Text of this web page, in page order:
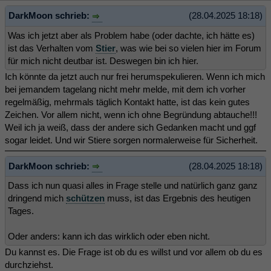
(28.04.2025 18:18)
DarkMoon schrieb:
Was ich jetzt aber als Problem habe (oder dachte, ich hätte es)
ist das Verhalten vom Stier, was wie bei so vielen hier im Forum
für mich nicht deutbar ist. Deswegen bin ich hier.
Ich könnte da jetzt auch nur frei herumspekulieren. Wenn ich mich
bei jemandem tagelang nicht mehr melde, mit dem ich vorher
regelmäßig, mehrmals täglich Kontakt hatte, ist das kein gutes
Zeichen. Vor allem nicht, wenn ich ohne Begründung abtauche!!!
Weil ich ja weiß, dass der andere sich Gedanken macht und ggf
sogar leidet. Und wir Stiere sorgen normalerweise für Sicherheit.
(28.04.2025 18:18)
DarkMoon schrieb:
Dass ich nun quasi alles in Frage stelle und natürlich ganz ganz
dringend mich schützen muss, ist das Ergebnis des heutigen
Tages.
Oder anders: kann ich das wirklich oder eben nicht.
Du kannst es. Die Frage ist ob du es willst und vor allem ob du es
durchziehst.